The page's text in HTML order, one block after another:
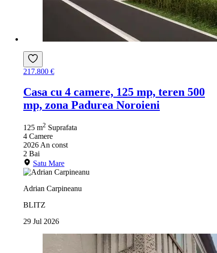
217.800 €
Casa cu 4 camere, 125 mp, teren 500
mp, zona Padurea Noroieni
125 m2 Suprafata
4 Camere
2026 An const
2 Bai
Satu Mare
Adrian Carpineanu
BLITZ
29 Jul 2026